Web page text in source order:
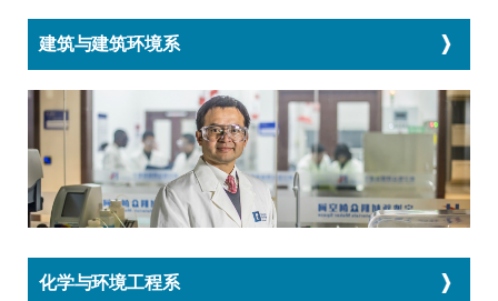
建筑与建筑环境系
化学与环境工程系